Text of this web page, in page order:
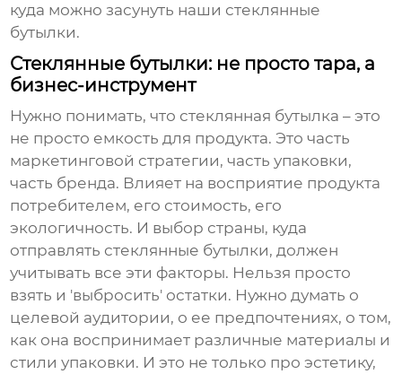
куда можно засунуть наши стеклянные
бутылки.
Стеклянные бутылки: не просто тара, а
бизнес-инструмент
Нужно понимать, что стеклянная бутылка – это
не просто емкость для продукта. Это часть
маркетинговой стратегии, часть упаковки,
часть бренда. Влияет на восприятие продукта
потребителем, его стоимость, его
экологичность. И выбор страны, куда
отправлять стеклянные бутылки, должен
учитывать все эти факторы. Нельзя просто
взять и 'выбросить' остатки. Нужно думать о
целевой аудитории, о ее предпочтениях, о том,
как она воспринимает различные материалы и
стили упаковки. И это не только про эстетику,